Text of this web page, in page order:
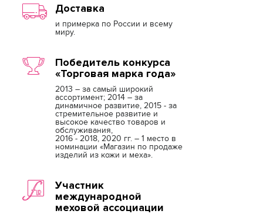
Доставка
и примерка по России и всему
миру.
Победитель конкурса
«Торговая марка года»
2013 – за самый широкий
ассортимент; 2014 – за
динамичное развитие, 2015 - за
стремительное развитие и
высокое качество товаров и
обслуживания,
2016 - 2018, 2020 гг. – 1 место в
номинации «Магазин по продаже
изделий из кожи и меха».
Участник
международной
меховой ассоциации